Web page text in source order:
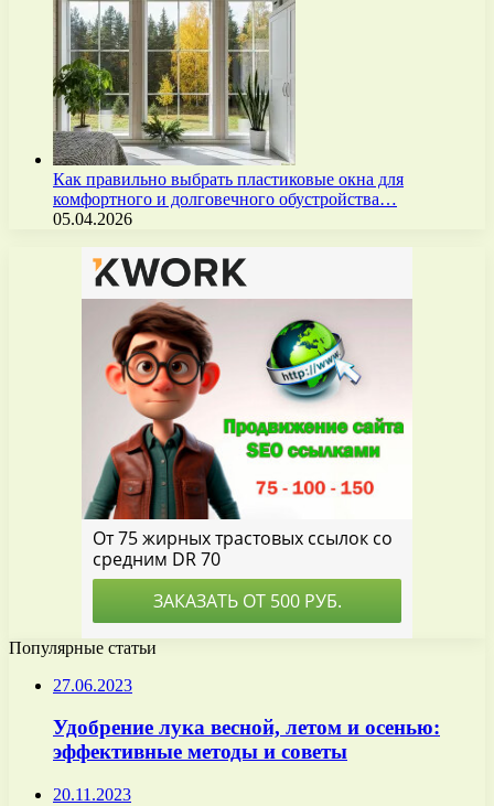
Как правильно выбрать пластиковые окна для
комфортного и долговечного обустройства…
05.04.2026
Популярные статьи
27.06.2023
Удобрение лука весной, летом и осенью:
эффективные методы и советы
20.11.2023